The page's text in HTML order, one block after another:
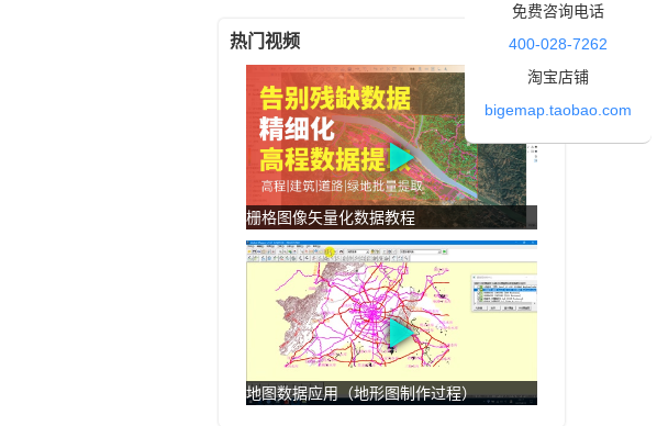
热门视频
栅格图像矢量化数据教程
地图数据应用（地形图制作过程）
免费咨询电话
400-028-7262
淘宝店铺
bigemap.taobao.com